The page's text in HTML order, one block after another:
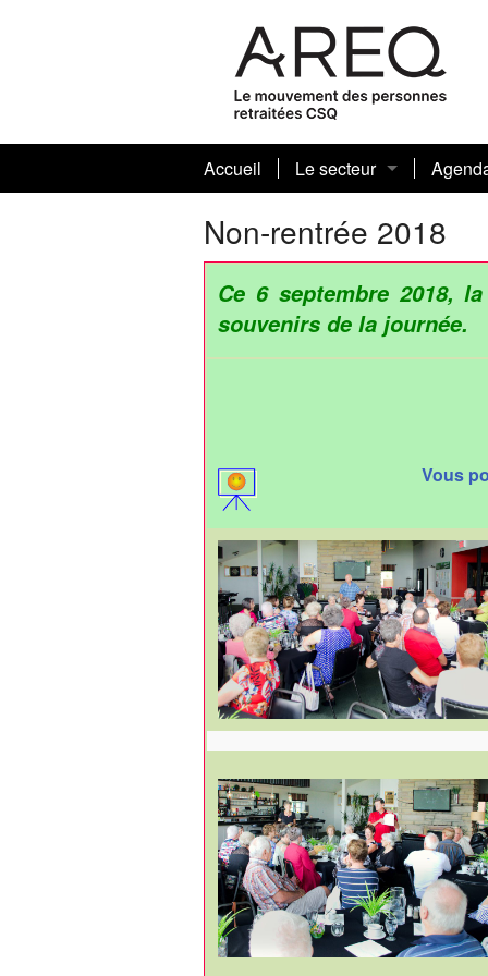
Accueil
Le secteur
Journaux sectoriels et
Votre conseil sectoriel
Biographies
Nos présidentes et
Non-rentrée 2018
Ce 6 septembre 2018,
souvenirs de la journée.
Vous